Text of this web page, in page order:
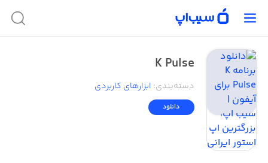
K Pulse
دسته‌بندی: ابزار‌های کاربردی
دانلود